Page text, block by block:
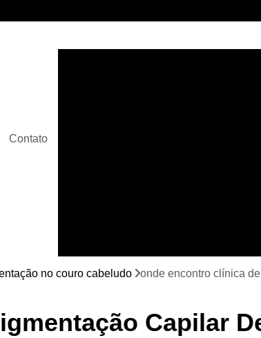
Contato
Curso de
Curso de
no couro cabeludo onde encontro clínica
Capilar